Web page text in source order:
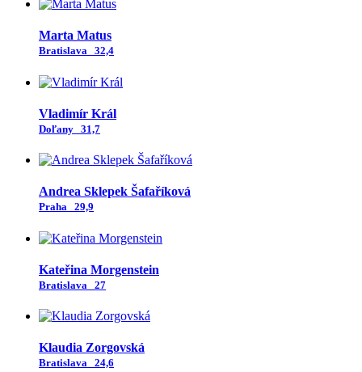
Marta Matus
Bratislava 32,4
Vladimír Král
Doľany 31,7
Andrea Sklepek Šafaříková
Praha 29,9
Kateřina Morgenstein
Bratislava 27
Klaudia Zorgovská
Bratislava 24,6